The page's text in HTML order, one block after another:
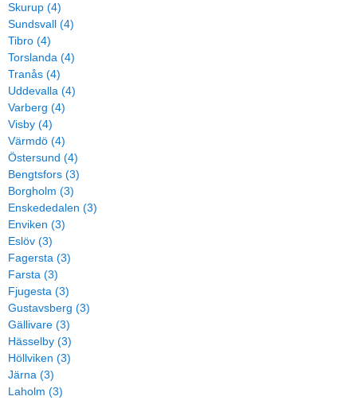
Skurup (4)
Sundsvall (4)
Tibro (4)
Torslanda (4)
Tranås (4)
Uddevalla (4)
Varberg (4)
Visby (4)
Värmdö (4)
Östersund (4)
Bengtsfors (3)
Borgholm (3)
Enskededalen (3)
Enviken (3)
Eslöv (3)
Fagersta (3)
Farsta (3)
Fjugesta (3)
Gustavsberg (3)
Gällivare (3)
Hässelby (3)
Höllviken (3)
Järna (3)
Laholm (3)